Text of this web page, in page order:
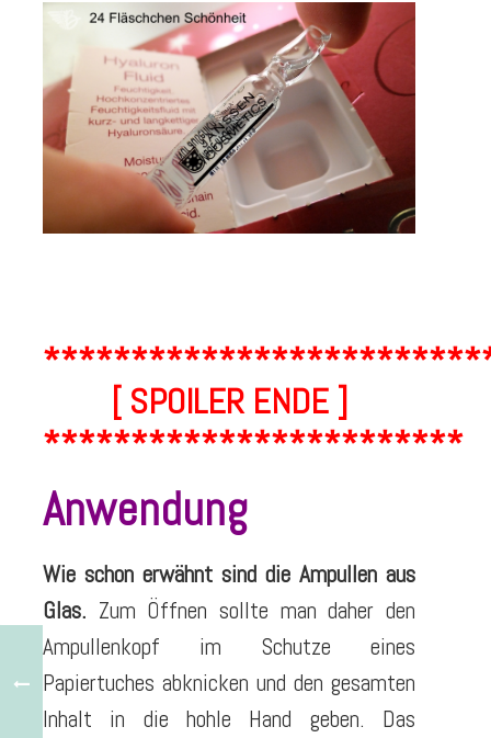
[ SPOILER ENDE ]
************************
Anwendung
Wie schon erwähnt sind die Ampullen aus
Glas. Zum Öffnen sollte man daher den
Ampullenkopf im Schutze eines
Papiertuches abknicken und den gesamten
Inhalt in die hohle Hand geben. Das